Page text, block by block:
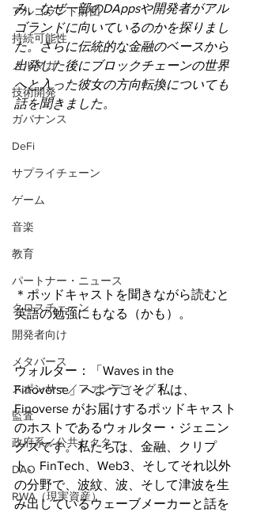
アルゴランド財団
持続可能性
メルマガ
技術開発
ガバナンス
DeFi
サプライチェーン
ゲーム
音楽
教育
パートナー・ニュース
クロスチェーン
開発者向け
メタバース
スポンサー／ファンディング
監査
政府系／公共セクター
DAO
RWA（現実資産）
み、なぜ一部のDAppsや開発者がアル
ゴランドに向いているのかを探りまし
た。さらに伝統的な金融のベースから
出発した後にブロックチェーンの世界
へと入った彼女の方向転換についても
話を聞きました。
＊ポッドキャストを聞きながら読むと
英語の勉強にもなる（かも）。
ウォルター：「Waves in the
Finoverse」へようこそ。私は、
Finoverse がお届けするポッドキャスト
のホストであるウォルター・ジェニン
グスです。私たちは、金融、クリプ
ト、FinTech、Web3、そしてそれ以外
の分野で、波紋、波、そして津波を生
み出しているウェーブメーカーと話を